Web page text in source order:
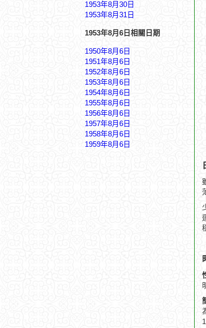
1953年8月30日
1953年8月31日
1953年8月6日相關日期
1950年8月6日
1951年8月6日
1952年8月6日
1953年8月6日
1954年8月6日
1955年8月6日
1956年8月6日
1957年8月6日
1958年8月6日
1959年8月6日